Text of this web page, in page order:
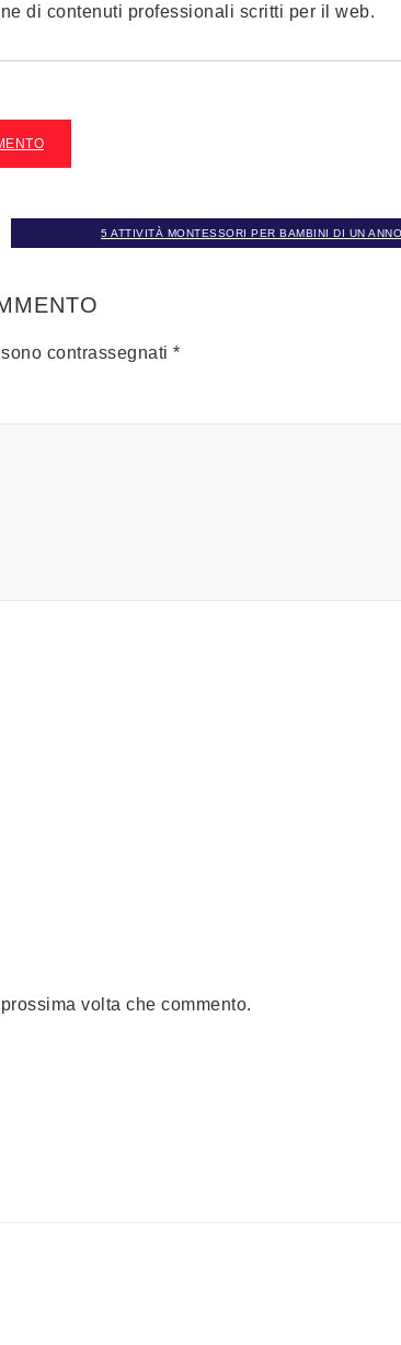
di contenuti professionali scritti per il web.
5 ATTIVITÀ MONTESSORI PER BAMBINI DI UN
contrassegnati *
volta che commento.